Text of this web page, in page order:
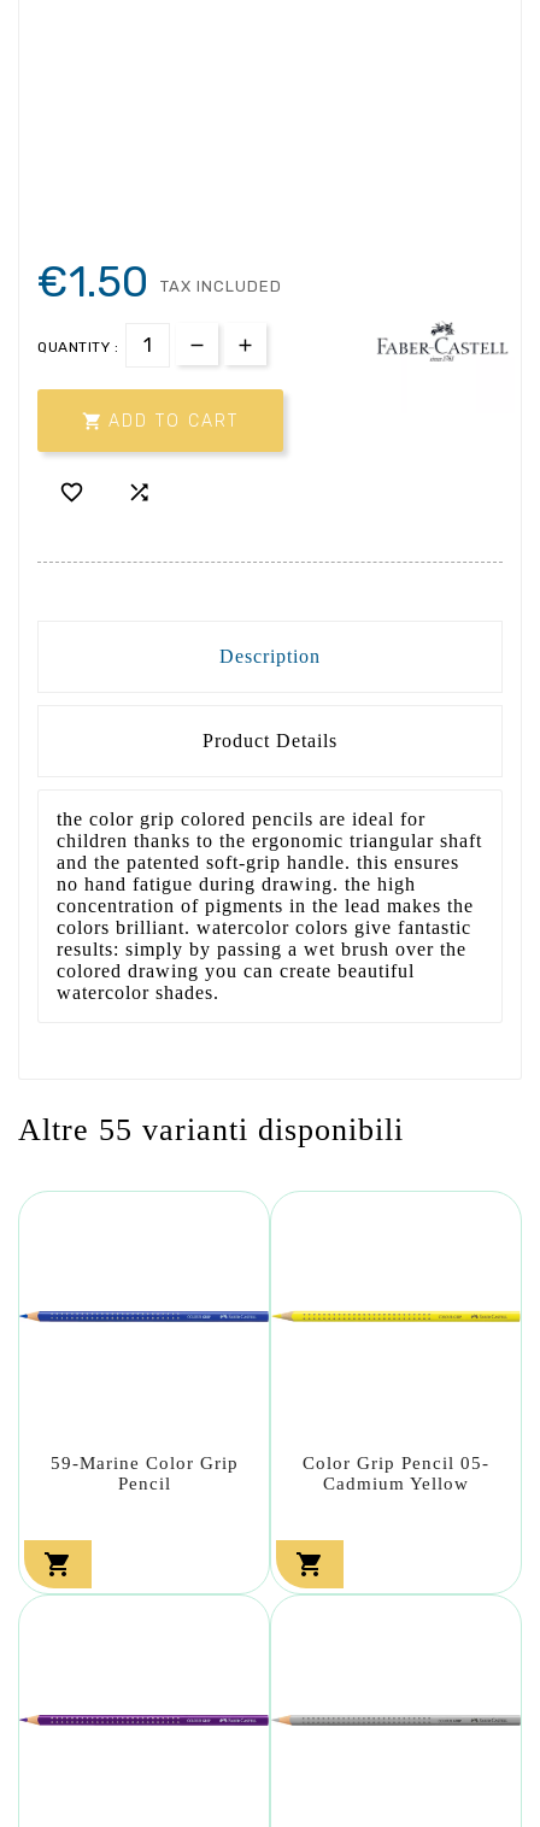
€1.50 TAX INCLUDED
QUANTITY :
 ADD TO CART
 
Description
Product Details
the color grip colored pencils are ideal for
children thanks to the ergonomic triangular shaft
and the patented soft-grip handle. this ensures
no hand fatigue during drawing. the high
concentration of pigments in the lead makes the
colors brilliant. watercolor colors give fantastic
results: simply by passing a wet brush over the
colored drawing you can create beautiful
watercolor shades.
Altre 55 varianti disponibili
59-Marine Color Grip
Pencil

Color Grip Pencil 05-
Cadmium Yellow
